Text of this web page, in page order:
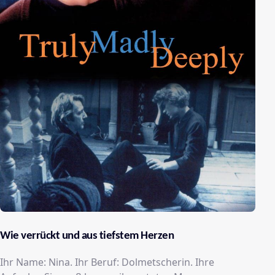
Wie verrückt und aus tiefstem Herzen
Ihr Name: Nina. Ihr Beruf: Dolmetscherin. Ihre